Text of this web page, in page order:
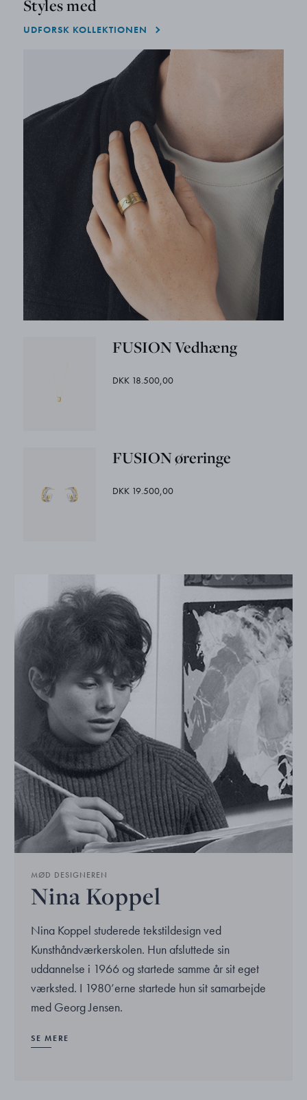
Styles med
UDFORSK KOLLEKTIONEN
FUSION Vedhæng
DKK 18.500,00
FUSION øreringe
DKK 19.500,00
MØD DESIGNEREN
Nina Koppel
Nina Koppel studerede tekstildesign ved
Kunsthåndværkerskolen. Hun afsluttede sin
uddannelse i 1966 og startede samme år sit eget
værksted. I 1980’erne startede hun sit samarbejde
med Georg Jensen.
SE MERE